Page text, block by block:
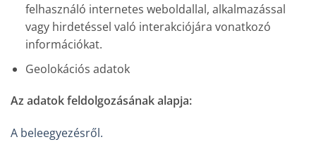
felhasználó internetes weboldallal, alkalmazással
vagy hirdetéssel való interakciójára vonatkozó
információkat.
Geolokációs adatok
Az adatok feldolgozásának alapja:
A beleegyezésről.